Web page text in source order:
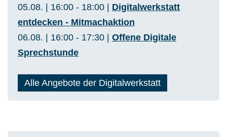
05.08. | 16:00 - 18:00 | Digitalwerkstatt
entdecken - Mitmachaktion
06.08. | 16:00 - 17:30 | Offene Digitale
Sprechstunde
Alle Angebote der Digitalwerkstatt